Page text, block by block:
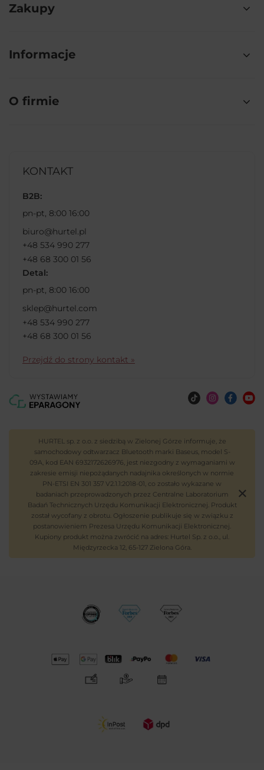
Zakupy
Informacje
O firmie
KONTAKT
B2B:
pn-pt, 8:00 16:00
biuro@hurtel.pl
+48 534 990 277
+48 68 300 01 56
Detal:
pn-pt, 8:00 16:00
sklep@hurtel.com
+48 534 990 277
+48 68 300 01 56
Przejdź do strony kontakt »
HURTEL sp. z o.o. z siedzibą w Zielonej Górze informuje, że
samochodowy odtwarzacz Bluetooth marki Baseus, model S-
09A, kod EAN 6932172626976, jest niezgodny z wymaganiami w
zakresie emisji niepożądanych nadajnika określonych w normie
PN-ETSI EN 301 357 V2.1.1:2018-01, co zostało wykazane w
badaniach przeprowadzonych przez Centralne Laboratorium
Badań Technicznych Urzędu Komunikacji Elektronicznej. Produkt
został wycofany z obrotu. Ogłoszenie publikuje się w związku z
postanowieniem Prezesa Urzędu Komunikacji Elektronicznej.
Kupiony produkt można zwrócić na adres: Hurtel Sp. z o.o., ul.
Międzyrzecka 12, 65-127 Zielona Góra.